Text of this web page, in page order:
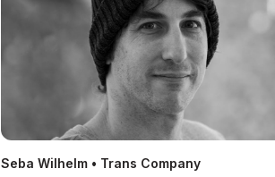
Seba Wilhelm • Trans Company